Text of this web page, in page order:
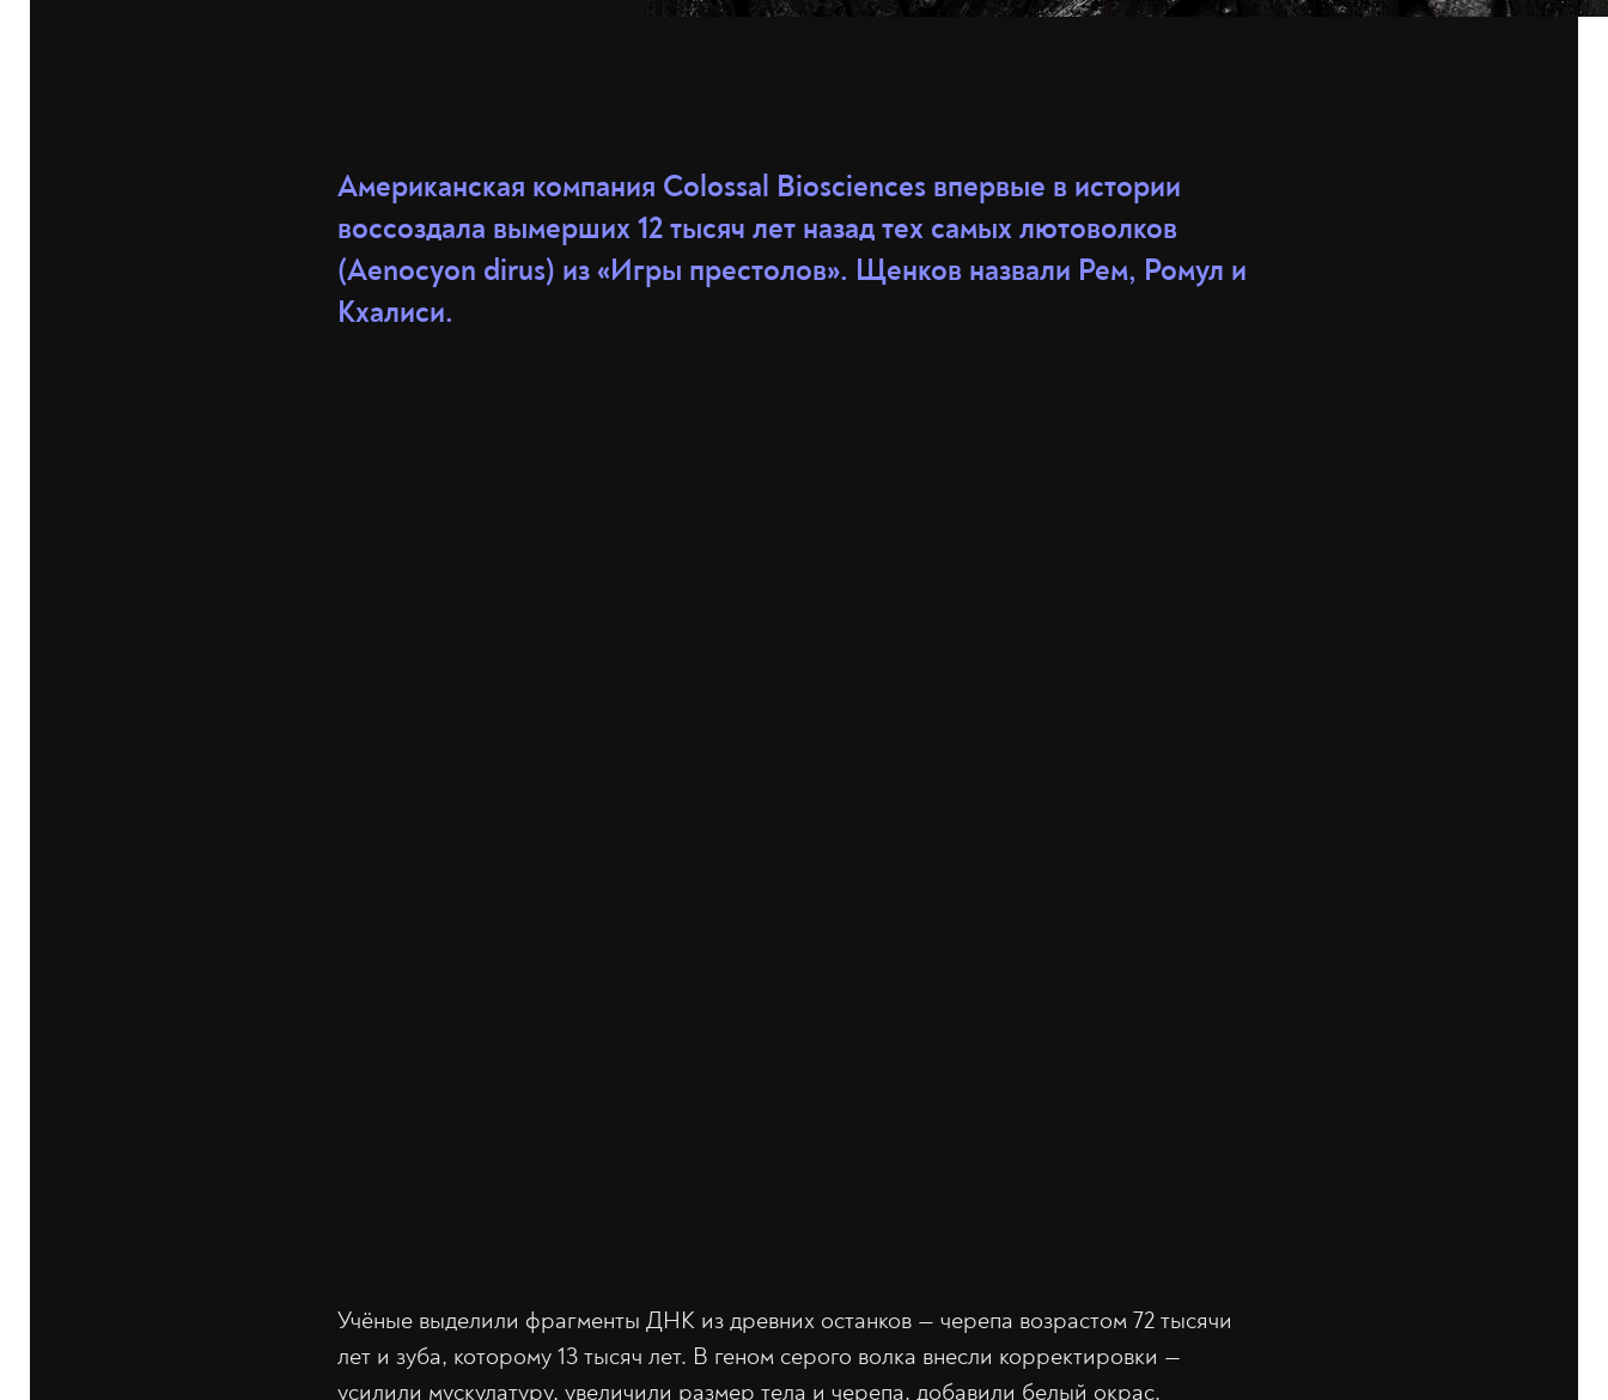
Американская компания Colossal Biosciences впервые в истории
воссоздала вымерших 12 тысяч лет назад тех самых лютоволков
(Aenocyon dirus) из «Игры престолов». Щенков назвали Рем, Ромул и
Кхалиси.
Учёные выделили фрагменты ДНК из древних останков — черепа возрастом 72 тысячи
лет и зуба, которому 13 тысяч лет. В геном серого волка внесли корректировки —
усилили мускулатуру, увеличили размер тела и черепа, добавили белый окрас.